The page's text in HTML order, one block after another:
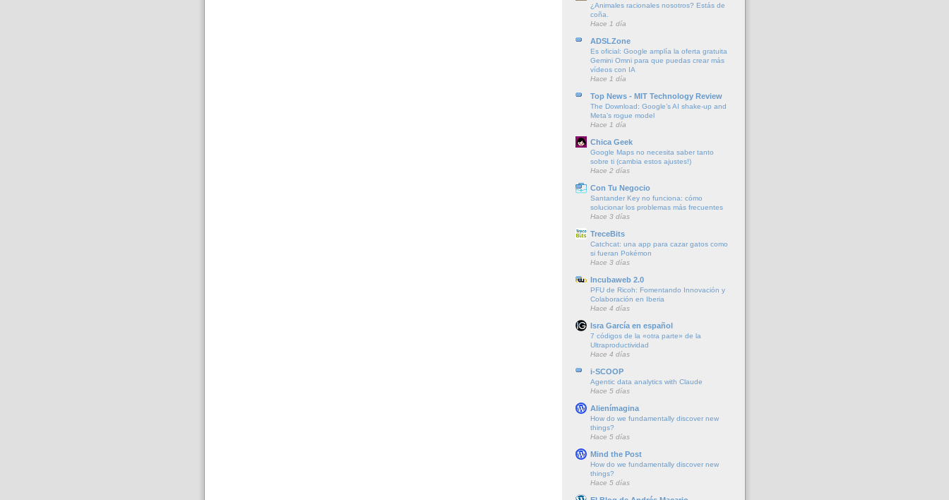
¿Animales racionales nosotros? Estás de
coña.
Hace 1 día
ADSLZone
Es oficial: Google amplía la oferta gratuita
Gemini Omni para que puedas crear más
vídeos con IA
Hace 1 día
Top News - MIT Technology Review
The Download: Google’s AI shake-up and
Meta’s rogue model
Hace 1 día
Chica Geek
Google Maps no necesita saber tanto
sobre ti (cambia estos ajustes!)
Hace 2 días
Con Tu Negocio
Santander Key no funciona: cómo
solucionar los problemas más frecuentes
Hace 3 días
TreceBits
Catchcat: una app para cazar gatos como
si fueran Pokémon
Hace 3 días
Incubaweb 2.0
PFU de Ricoh: Fomentando Innovación y
Colaboración en Iberia
Hace 4 días
Isra García en español
7 códigos de la «otra parte» de la
Ultraproductividad
Hace 4 días
i-SCOOP
Agentic data analytics with Claude
Hace 5 días
Alienímagina
How do we fundamentally discover new
things?
Hace 5 días
Mind the Post
How do we fundamentally discover new
things?
Hace 5 días